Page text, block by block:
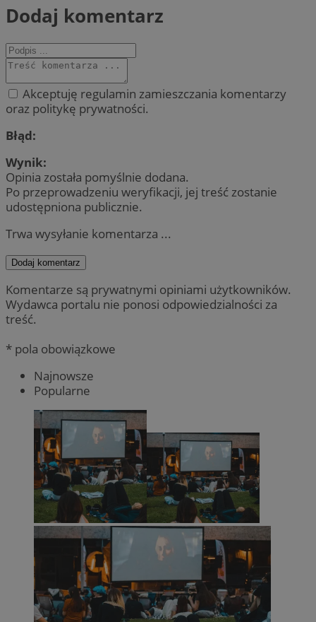
Dodaj komentarz
Akceptuję regulamin zamieszczania komentarzy
oraz politykę prywatności.
Błąd:
Wynik:
Opinia została pomyślnie dodana.
Po przeprowadzeniu weryfikacji, jej treść zostanie
udostępniona publicznie.
Trwa wysyłanie komentarza ...
Dodaj komentarz
Komentarze są prywatnymi opiniami użytkowników.
Wydawca portalu nie ponosi odpowiedzialności za
treść.
* pola obowiązkowe
Najnowsze
Popularne